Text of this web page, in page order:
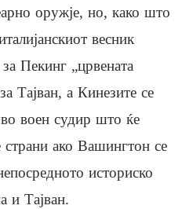
оружје, но, како што
весник
Пекинг „црвената
Тајван, а Кинезите се
во воен судир што ќе
страни ако Вашингтон се
историско
и Тајван.